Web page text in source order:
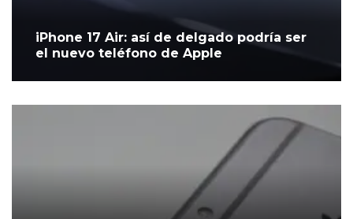
iPhone 17 Air: así de delgado podría ser
el nuevo teléfono de Apple